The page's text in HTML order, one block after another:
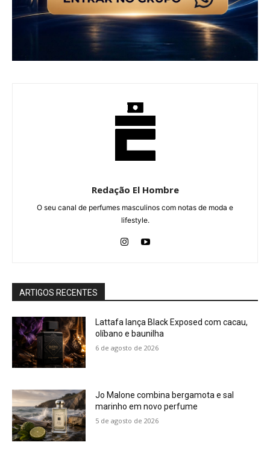
Redação El Hombre
O seu canal de perfumes masculinos com notas de moda e
lifestyle.
ARTIGOS RECENTES
Lattafa lança Black Exposed com cacau,
olíbano e baunilha
6 de agosto de 2026
Jo Malone combina bergamota e sal
marinho em novo perfume
5 de agosto de 2026